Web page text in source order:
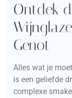
Ontdek
Genot
Alles wat je
is een geliefde
complexe